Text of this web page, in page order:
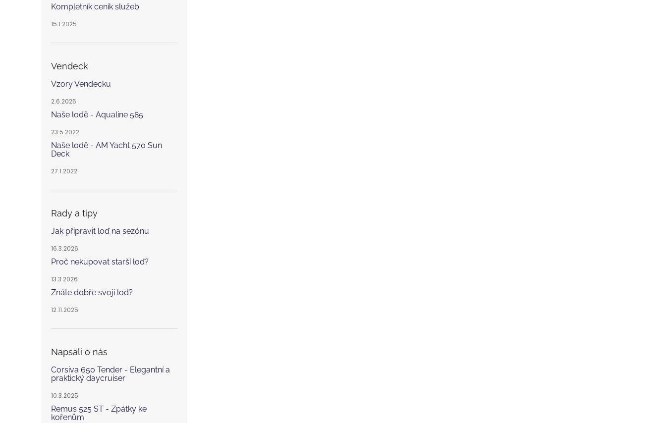
Kompletník ceník služeb
15.1.2025
Vendeck
Vzory Vendecku
2.6.2025
Naše lodě - Aqualine 585
23.5.2022
Naše lodě - AM Yacht 570 Sun
Deck
27.1.2022
Rady a tipy
Jak připravit loď na sezónu
16.3.2026
Proč nekupovat starší loď?
13.3.2026
Znáte dobře svoji loď?
12.11.2025
Napsali o nás
Corsiva 650 Tender - Elegantní a
praktický daycruiser
10.3.2025
Remus 525 ST - Zpátky ke
kořenům